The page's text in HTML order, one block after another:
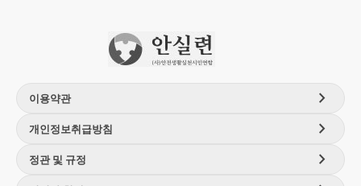
이용약관 chevron_right
개인정보취급방침 chevron_right
정관 및 규정 chevron_right